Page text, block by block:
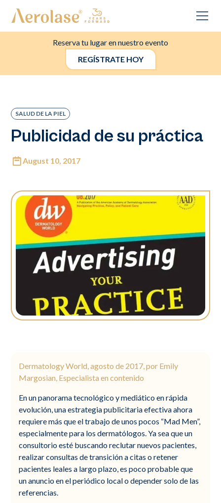
Reserva tu lugar en nuestro evento
REGÍSTRATE HOY
SALUD DE LA PIEL
Publicidad de su práctica
August 10, 2017
Dermatology World, agosto de 2017, por Emily
Margosian, Especialista en contenido
En un panorama tecnológico y mediático en rápida
evolución, una estrategia publicitaria efectiva ahora
requiere más que el trabajo de unos pocos “Mad Men”,
especialmente para los dermatólogos. Ya sea que un
consultorio esté buscando reclutar nuevos pacientes,
realizar consultas de transición a citas o retener
pacientes leales a largo plazo, es poco probable que
un anuncio en el periódico local o depender solo de las
referencias.